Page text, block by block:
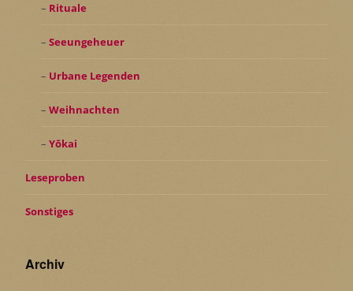
Rituale
Seeungeheuer
Urbane Legenden
Weihnachten
Yōkai
Leseproben
Sonstiges
Archiv